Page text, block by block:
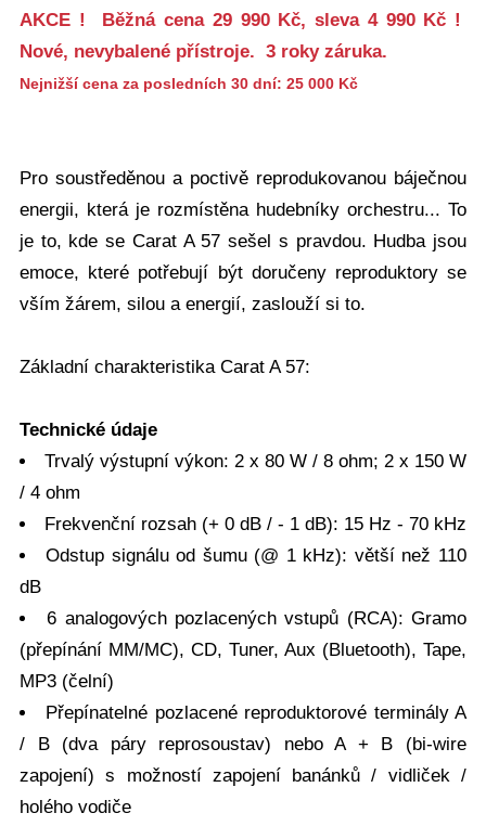
AKCE ! Běžná cena 29 990 Kč, sleva 4 990 Kč !
Nové, nevybalené přístroje. 3 roky záruka.
Nejnižší cena za posledních 30 dní: 25 000 Kč
Pro soustředěnou a poctivě reprodukovanou báječnou
energii, která je rozmístěna hudebníky orchestru... To
je to, kde se Carat A 57 sešel s pravdou. Hudba jsou
emoce, které potřebují být doručeny reproduktory se
vším žárem, silou a energií, zaslouží si to.
Základní charakteristika Carat A 57:
Technické údaje
Trvalý výstupní výkon: 2 x 80 W / 8 ohm; 2 x 150 W
/ 4 ohm
Frekvenční rozsah (+ 0 dB / - 1 dB): 15 Hz - 70 kHz
Odstup signálu od šumu (@ 1 kHz): větší než 110
dB
6 analogových pozlacených vstupů (RCA): Gramo
(přepínání MM/MC), CD, Tuner, Aux (Bluetooth), Tape,
MP3 (čelní)
Přepínatelné pozlacené reproduktorové terminály A
/ B (dva páry reprosoustav) nebo A + B (bi-wire
zapojení) s možností zapojení banánků / vidliček /
holého vodiče